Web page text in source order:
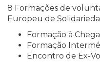
8 Formações de
Europeu de
Formação à
Formação
Encontro de Ex-